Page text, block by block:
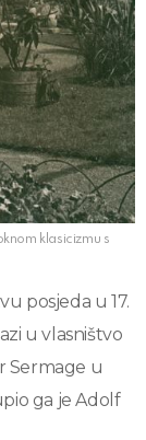
klasicizmu s
posjeda u 17.
u vlasništvo
Sermage u
ga je Adolf